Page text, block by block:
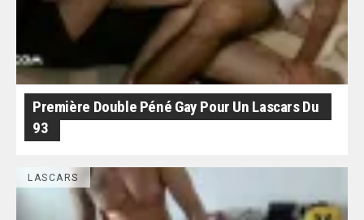
Première Double Péné Gay Pour Un Lascars Du
93
LASCARS